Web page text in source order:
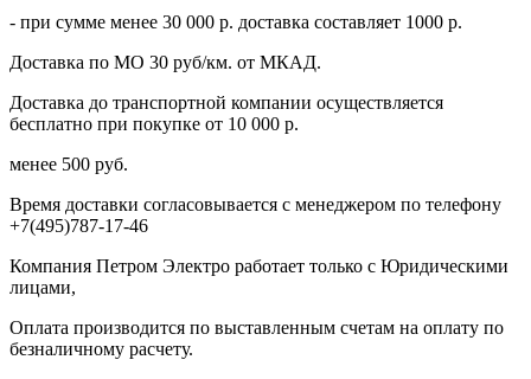
- при сумме менее 30 000 р. доставка составляет 1000 р.
Доставка по МО 30 руб/км. от МКАД.
Доставка до транспортной компании осуществляется
бесплатно при покупке от 10 000 р.
менее 500 руб.
Время доставки согласовывается с менеджером по телефону
+7(495)787-17-46
Компания Петром Электро работает только с Юридическими
лицами,
Оплата производится по выставленным счетам на оплату по
безналичному расчету.